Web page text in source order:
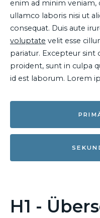
enim ad minim veniam,
ullamco laboris nisi ut
consequat. Duis aute
voluptate velit esse
pariatur. Excepteur sint
proident, sunt in culpa
id est laborum. Lorem
H1 -